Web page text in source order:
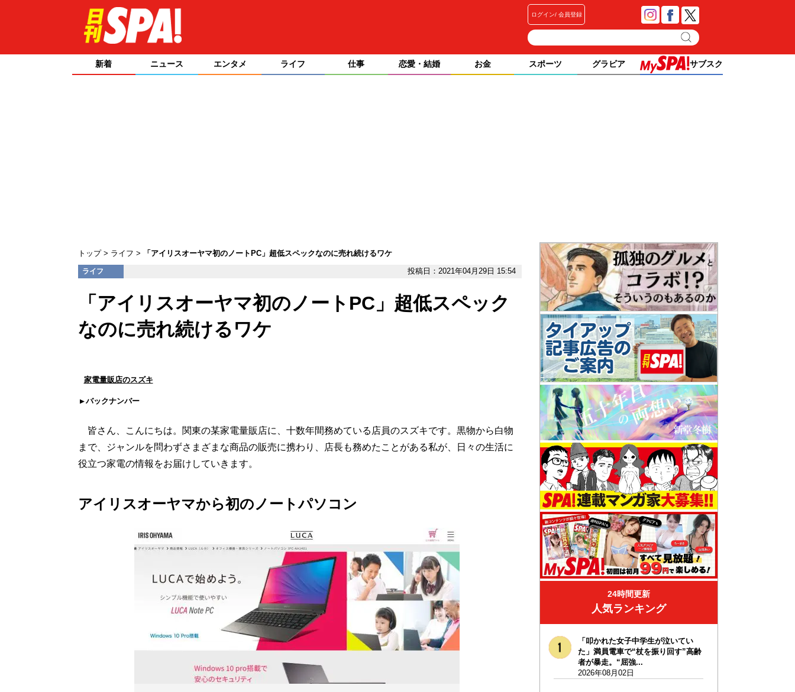
ログイン 会員登録
新着 ニュース エンタメ ライフ 仕事 恋愛・結婚 お金 スポーツ グラビア サブスク
トップ ライフ 「アイリスオーヤマ初のノートPC」超低スペックなのに売れ続けるワケ
ライフ 投稿日：2021年04月29日 15:54
「アイリスオーヤマ初のノートPC」超低スペック
なのに売れ続けるワケ
家電量販店のスズキ
バックナンバー
皆さん、こんにちは。関東の某家電量販店に、十数年間務めている店員のスズキです。黒物から白物
まで、ジャンルを問わずさまざまな商品の販売に携わり、店長も務めたことがある私が、日々の生活に
役立つ家電の情報をお届けしていきます。
アイリスオーヤマから初のノートパソコン
24時間更新
人気ランキング
「叩かれた女子中学生が泣いてい
た」満員電車で“杖を振り回す”高齢
者が暴走。“屈強...
2026年08月02日